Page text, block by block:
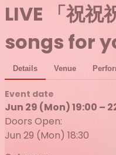
LIVE 「祝祝
songs for
Details Venue
Event date
Jun 29 (Mon) 19:00 –
Doors Open:
Jun 29 (Mon) 18:30